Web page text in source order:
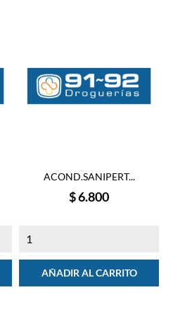
ACOND.SANIPERT...
Precio
$ 6.800
AÑADIR AL CARRITO